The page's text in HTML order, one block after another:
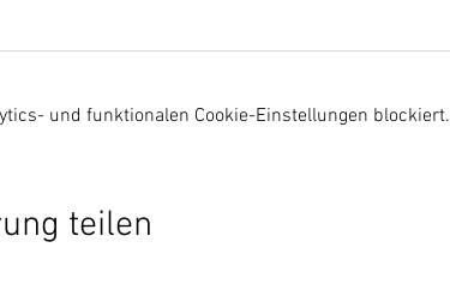
und funktionalen Cookie-Einstellungen blockiert.
teilen